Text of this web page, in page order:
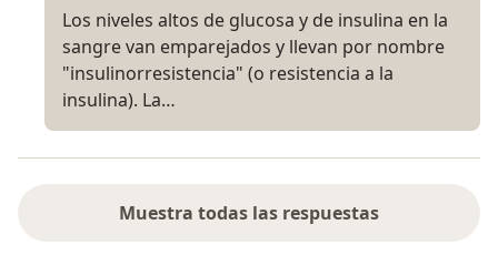
Los niveles altos de glucosa y de insulina en la
sangre van emparejados y llevan por nombre
"insulinorresistencia" (o resistencia a la
insulina). La…
Muestra todas las respuestas